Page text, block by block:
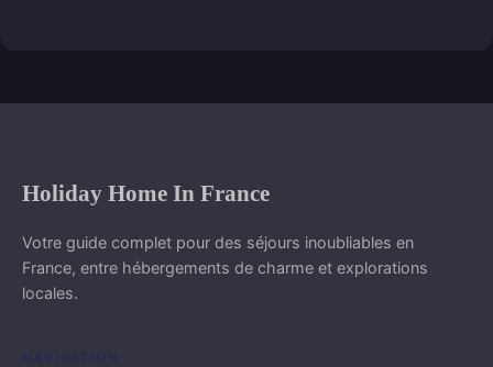
Holiday Home In France
Votre guide complet pour des séjours inoubliables en
France, entre hébergements de charme et explorations
locales.
NAVIGATION